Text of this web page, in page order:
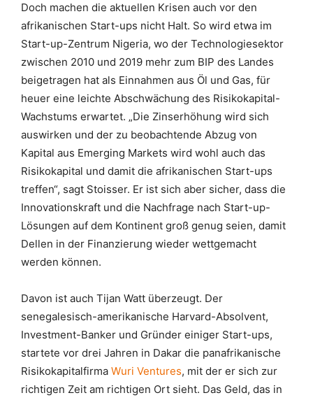
Doch machen die aktuellen Krisen auch vor den
afrikanischen Start-ups nicht Halt. So wird etwa im
Start-up-Zentrum Nigeria, wo der Technologiesektor
zwischen 2010 und 2019 mehr zum BIP des Landes
beigetragen hat als Einnahmen aus Öl und Gas, für
heuer eine leichte Abschwächung des Risikokapital-
Wachstums erwartet. „Die Zinserhöhung wird sich
auswirken und der zu beobachtende Abzug von
Kapital aus Emerging Markets wird wohl auch das
Risikokapital und damit die afrikanischen Start-ups
treffen“, sagt Stoisser. Er ist sich aber sicher, dass die
Innovationskraft und die Nachfrage nach Start-up-
Lösungen auf dem Kontinent groß genug seien, damit
Dellen in der Finanzierung wieder wettgemacht
werden können.
Davon ist auch Tijan Watt überzeugt. Der
senegalesisch-amerikanische Harvard-Absolvent,
Investment-Banker und Gründer einiger Start-ups,
startete vor drei Jahren in Dakar die panafrikanische
Risikokapitalfirma Wuri Ventures, mit der er sich zur
richtigen Zeit am richtigen Ort sieht. Das Geld, das in